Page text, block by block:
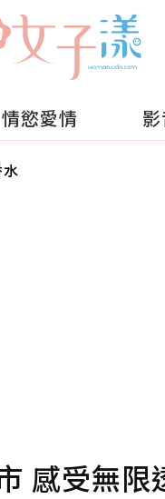
情慾愛情
感受無限